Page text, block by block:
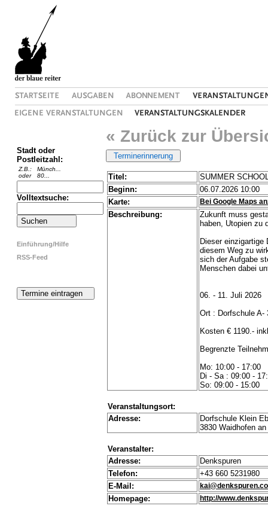
Stadt oder
Postleitzahl:
Z.B.:
oder
Münch...
80...
Volltextsuche:
Einführung/Hilfe
RSS-Feed
« Zurück zur
Titel:
SUMMER
Beginn:
06.07.2026 10:00
Karte:
Bei Google Maps
Beschreibung:
Zukunft muss
haben, Utopien zu
Dieser einzigartige
diesem Weg zu
sich der Aufgabe
Menschen dabei
06. - 11. Juli 2026
Ort : Dorfschule A-
Kosten € 1190.-
Begrenzte
Mo: 10:00 - 17:00
Di - Sa : 09:00 -
So: 09:00 - 15:00
Veranstaltungsort:
Adresse:
Dorfschule Klein
3830 Waidhofen
Veranstalter:
Adresse:
Denkspuren
Telefon:
+43 660 5231980
E-Mail:
Homepage: http://